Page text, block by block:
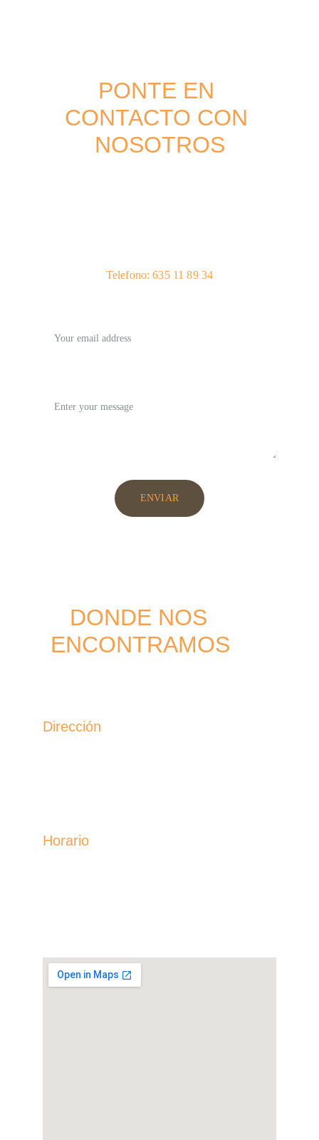
PONTE EN
CONTACTO CON
NOSOTROS
Telefono: 635 11 89 34
ENVIAR
Dirección
Horario
ENCONTRAMOS